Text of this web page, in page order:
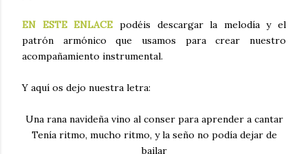
EN ESTE ENLACE podéis descargar la melodía y el
patrón armónico que usamos para crear nuestro
acompañamiento instrumental.
Y aquí os dejo nuestra letra:
Una rana navideña vino al conser para aprender a cantar
Tenía ritmo, mucho ritmo, y la seño no podía dejar de
bailar